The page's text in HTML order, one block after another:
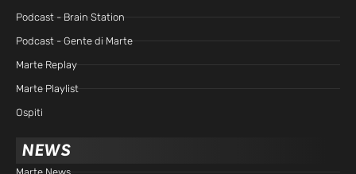
Podcast - Brain Station
Podcast - Gente di Marte
Marte Replay
Marte Playlist
Ospiti
NEWS